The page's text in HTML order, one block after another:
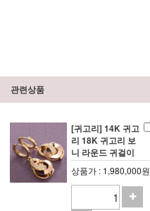
관련상품
[귀고리] 14K 귀고
리 18K 귀고리 보
니 라운드 귀걸이
상품가 : 1,980,000원